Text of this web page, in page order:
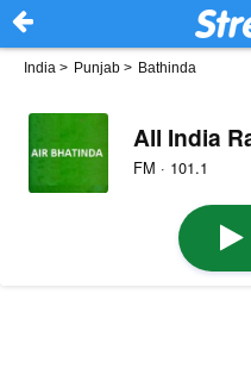
India > Punjab > Bathinda
All India
FM · 101.1